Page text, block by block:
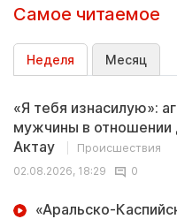
Самое читаемое
Неделя Месяц
«Я тебя изнасилую»:
мужчины в отношении
Актау
Происшествия
02.08.2026, 18:29
0
«Аральско-